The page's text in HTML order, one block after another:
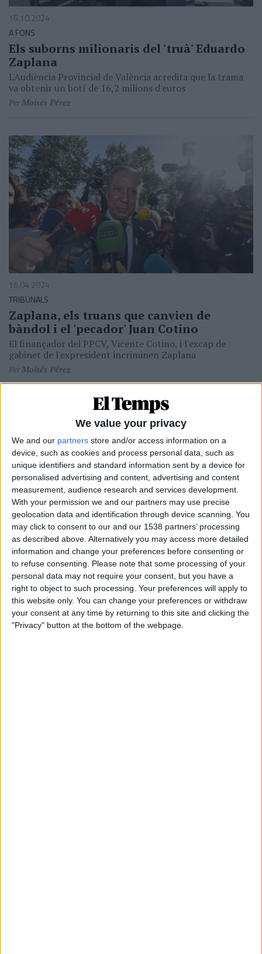
We value your privacy
We and our partners store and/or access information on a
device, such as cookies and process personal data, such as
unique identifiers and standard information sent by a device for
personalised advertising and content, advertising and content
measurement, audience research and services development.
With your permission we and our partners may use precise
geolocation data and identification through device scanning. You
may click to consent to our and our 1538 partners’ processing
as described above. Alternatively you may access more detailed
information and change your preferences before consenting or
to refuse consenting. Please note that some processing of your
personal data may not require your consent, but you have a
right to object to such processing. Your preferences will apply to
this website only. You can change your preferences or withdraw
your consent at any time by returning to this site and clicking the
"Privacy" button at the bottom of the webpage.
16.10.2024
A FONS
Els suborns milionaris del 'truà' Eduardo
Zaplana
L'Audiència Provincial de València acredita que la trama
va obtenir un botí de 16,2 milions d'euros
PerMoisés Pérez
16.04.2024
TRIBUNALS
Zaplana, els truans que canvien de
bàndol i el 'pecador' Juan Cotino
El finançador del PPCV, Vicente Cotino, i l'excap de
gabinet de l'expresident incriminen Zaplana
PerMoisés Pérez
10.04.2024
PAÍS VALENCIÀ
Zaplana i Barceló, o quan l'amor es
trenca de tant d'usar-lo
L'amic intím de l'expresident confessa ser el seu
testaferro i situa l'exministre contra les cordes